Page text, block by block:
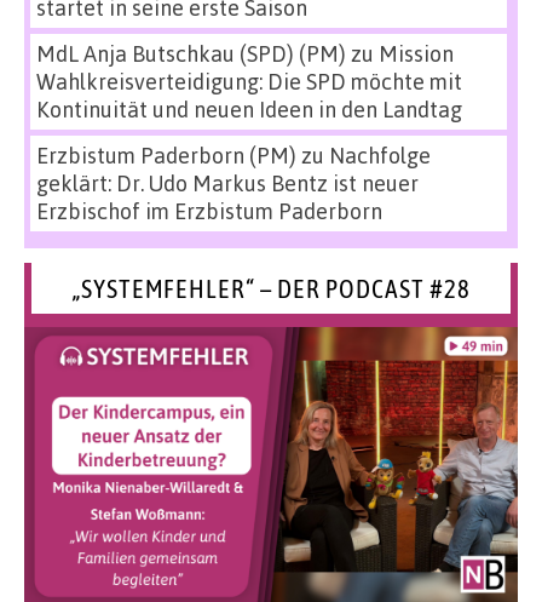
startet in seine erste Saison
MdL Anja Butschkau (SPD) (PM) zu Mission
Wahlkreisverteidigung: Die SPD möchte mit
Kontinuität und neuen Ideen in den Landtag
Erzbistum Paderborn (PM) zu Nachfolge
geklärt: Dr. Udo Markus Bentz ist neuer
Erzbischof im Erzbistum Paderborn
„SYSTEMFEHLER“ – DER PODCAST #28